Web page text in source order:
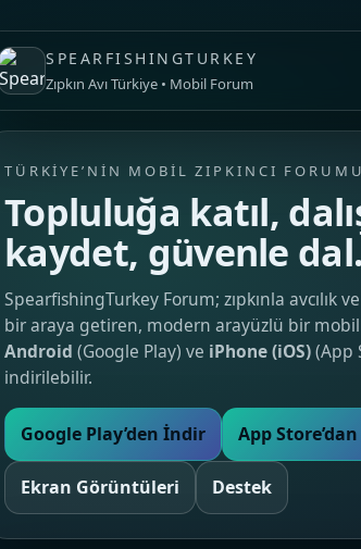
SPEARFISHINGTURKEY
Zıpkın Avı Türkiye • Mobil Forum
TÜRKIYE’NIN MOBIL ZIPKINCI FORUMU
Topluluğa katıl,
kaydet, güvenle
SpearfishingTurkey Forum; zıpkınla avcılık
bir araya getiren, modern arayüzlü bir mobil
Android (Google Play) ve iPhone (iOS)(App
indirilebilir.
Google Play’den İndir App
Ekran Görüntüleri Destek